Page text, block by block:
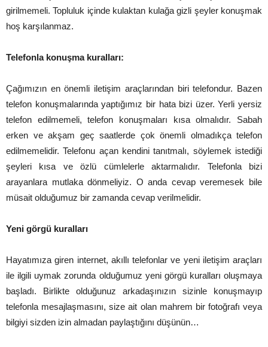
girilmemeli. Topluluk içinde kulaktan kulağa gizli şeyler konuşmak
hoş karşılanmaz.
Telefonla konuşma kuralları:
Çağımızın en önemli iletişim araçlarından biri telefondur. Bazen
telefon konuşmalarında yaptığımız bir hata bizi üzer. Yerli yersiz
telefon edilmemeli, telefon konuşmaları kısa olmalıdır. Sabah
erken ve akşam geç saatlerde çok önemli olmadıkça telefon
edilmemelidir. Telefonu açan kendini tanıtmalı, söylemek istediği
şeyleri kısa ve özlü cümlelerle aktarmalıdır. Telefonla bizi
arayanlara mutlaka dönmeliyiz. O anda cevap veremesek bile
müsait olduğumuz bir zamanda cevap verilmelidir.
Yeni görgü kuralları
Hayatımıza giren internet, akıllı telefonlar ve yeni iletişim araçları
ile ilgili uymak zorunda olduğumuz yeni görgü kuralları oluşmaya
başladı. Birlikte olduğunuz arkadaşınızın sizinle konuşmayıp
telefonla mesajlaşmasını, size ait olan mahrem bir fotoğrafı veya
bilgiyi sizden izin almadan paylaştığını düşünün…